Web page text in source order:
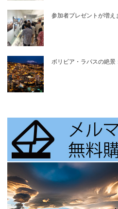
参加者プレゼントが増え
ボリビア・ラパスの絶